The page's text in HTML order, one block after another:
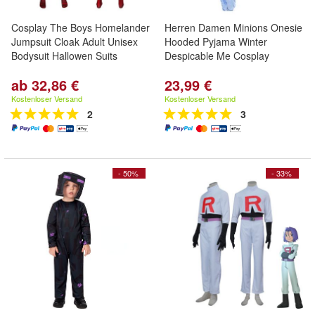
Cosplay The Boys Homelander
Jumpsuit Cloak Adult Unisex
Bodysuit Hallowen Suits
ab 32,86 €
Kostenloser Versand
2
Herren Damen Minions Onesie
Hooded Pyjama Winter
Despicable Me Cosplay
23,99 €
Kostenloser Versand
3
- 50% - 33%